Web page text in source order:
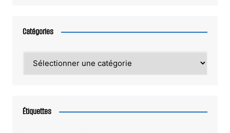
Catégories
Étiquettes